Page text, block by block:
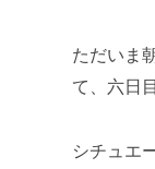
ただいま
て、六日
シチュエ